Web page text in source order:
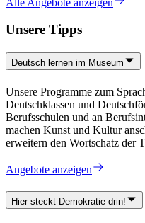
Unsere Tipps
Deutsch lernen im Museum
Unsere Programme zum
Deutschklassen und
Berufsschulen und an
machen Kunst und Kultur
erweitern den Wortschatz der
Angebote anzeigen
Hier steckt Demokratie drin!